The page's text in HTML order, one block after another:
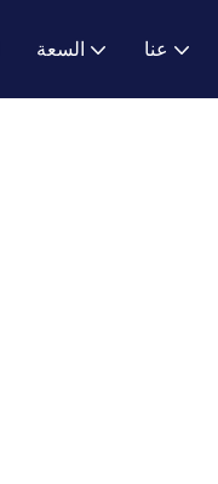
السعة عنا